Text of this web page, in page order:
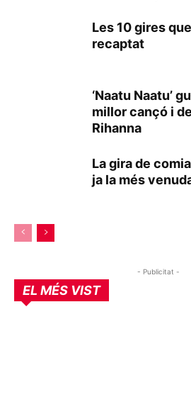
Les 10 gires
recaptat
‘Naatu Naatu’
millor cançó i
Rihanna
La gira de
ja la més
- Publicitat -
EL MÉS VIST